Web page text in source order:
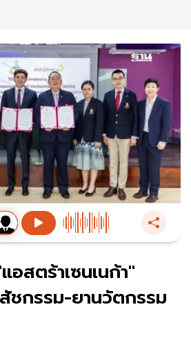
สตร้าเซนเนก้า"
ชกรรม-ยานวัตกรรม